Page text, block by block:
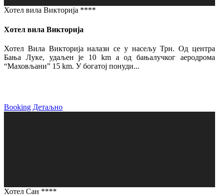
Хотел вила Викторија ****
Хотел вила Викторија
Хотел Вила Викторија налази се у насељу Трн. Од центра
Бања Луке, удаљен је 10 km а од бањалучког аеродрома
“Маховљани” 15 km. У богатој понуди...
Booking Детаљно
Хотел Сан ****